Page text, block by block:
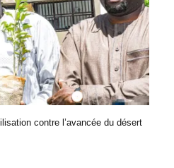
contre l’avancée du désert